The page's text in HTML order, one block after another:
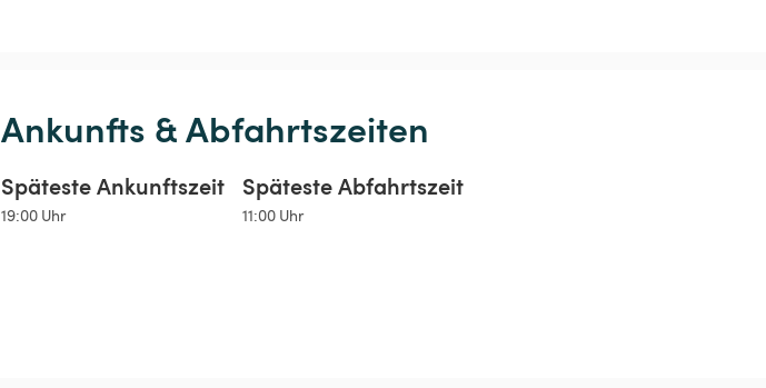
Ankunfts & Abfahrtszeiten
Späteste Ankunftszeit
19:00 Uhr
Späteste Abfahrtszeit
11:00 Uhr